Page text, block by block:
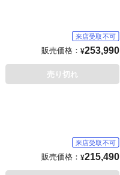
販売価格： ¥253,990
売り切れ
販売価格： ¥215,490